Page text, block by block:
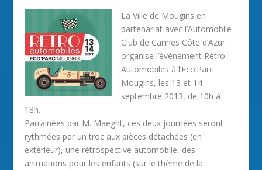
La Ville de Mougins en
partenariat avec l’Automobile
Club de Cannes Côte d’Azur
organise l’événement Rétro
Automobiles à l’Eco’Parc
Mougins, les 13 et 14
septembre 2013, de 10h à
18h.
Parrainées par M. Maeght, ces deux journées seront
rythmées par un troc aux pièces détachées (en
extérieur), une rétrospective automobile, des
animations pour les enfants (sur le thème de la